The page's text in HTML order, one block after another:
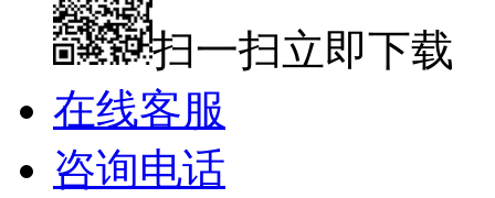
扫一扫立即下载
在线客服
咨询电话